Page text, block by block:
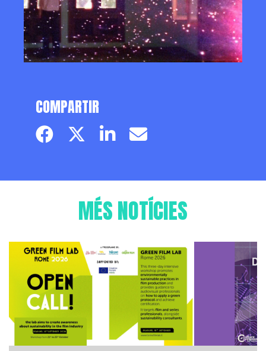
COMPARTIR
Facebook pageTwitter page
LinkedinEmail
MÉS NOTÍCIES